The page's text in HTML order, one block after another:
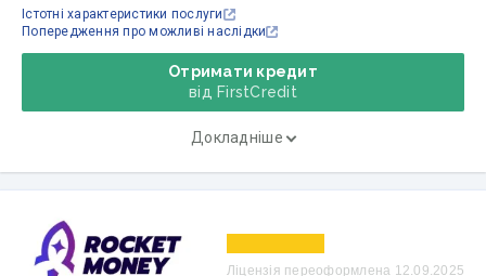
Отримати кредит
від FirstCredit
Докладніше
Істотні характеристики послуги
Попередження про можливі наслідки
Ліцензія переоформлена 12.09.2025